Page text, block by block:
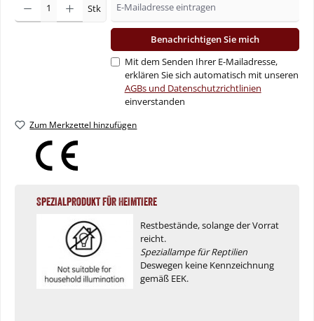
Stk
Benachrichtigen Sie mich
Mit dem Senden Ihrer E-Mailadresse,
erklären Sie sich automatisch mit unseren
AGBs und Datenschutzrichtlinien
einverstanden
Zum Merkzettel hinzufügen
Spezialprodukt für Heimtiere
Restbestände, solange der Vorrat
reicht.
Speziallampe für Reptilien
Deswegen keine Kennzeichnung
gemäß EEK.